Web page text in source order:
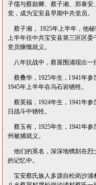
子儒与蔡励卿、蔡子湘、郑泰
党，成为宝安县早期中共党员。
蔡子湘， 1925年上半年，他
上半年任中共宝安县第三区区委
党员慷慨就义。
八年抗战中，蔡屋围涌现出一
蔡叠华，1925年生，l 941年
1945年上半年在乌石岩牺牲。
蔡英福，1924年生，1941年参
日战斗中牺牲。
蔡玉有，1925年生，1941年参
州被捕就义。
他们的英名，深深地镌刻在烈
的记忆中。
宝安蔡氏族人多源自松岗沙浦